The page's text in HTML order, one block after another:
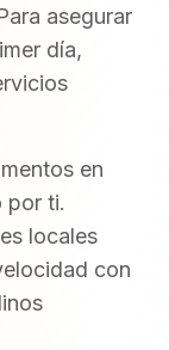
asegurar
día,
en
por ti.
locales
con